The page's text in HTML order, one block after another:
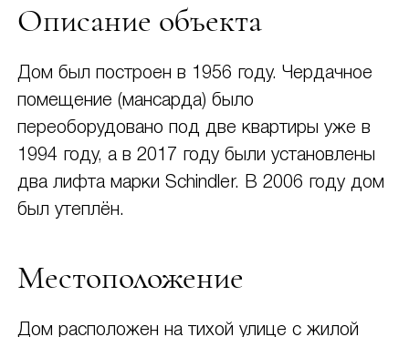
Описание объекта
Дом был построен в 1956 году. Чердачное
помещение (мансарда) было
переоборудовано под две квартиры уже в
1994 году, а в 2017 году были установлены
два лифта марки Schindler. В 2006 году дом
был утеплён.
Местоположение
Дом расположен на тихой улице с жилой